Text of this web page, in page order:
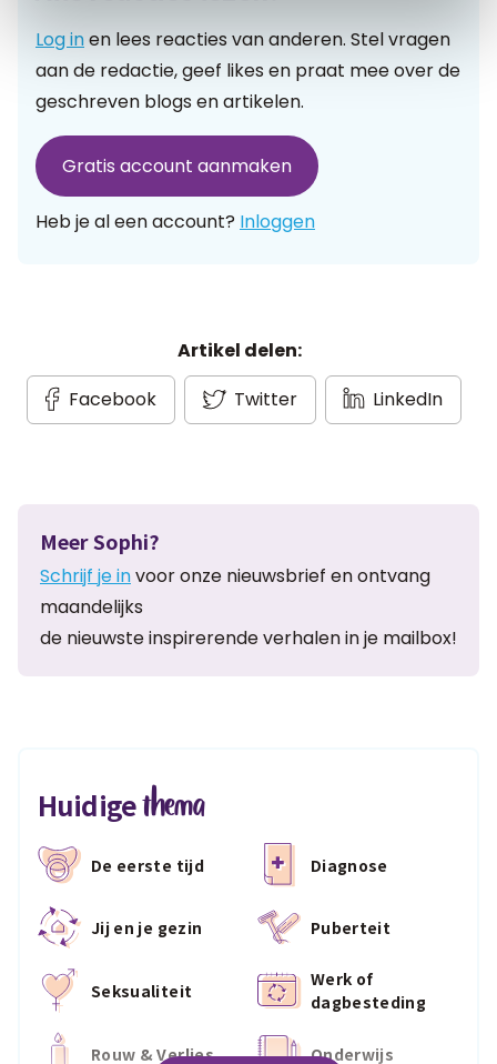
Log inen lees reacties van anderen. Stel vragen
aan de redactie, geef likes en praat mee over de
geschreven blogs en artikelen.
Gratis account aanmaken
Heb je al een account? Inloggen
Artikel delen:
Facebook
Twitter LinkedIn
Meer Sophi?
Schrijf je invoor onze nieuwsbrief en ontvang
maandelijks
de nieuwste inspirerende verhalen in je mailbox!
Huidigethema
De eerste tijd Diagnose
Jij en je gezin Puberteit
Seksualiteit
Werk of
dagbesteding
Rouw & Verlies Onderwijs